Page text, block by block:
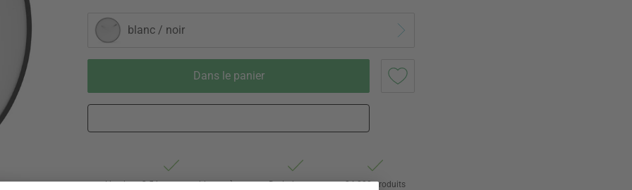
blanc / noir
Dans le panier
Livraison 3-5 jours ouvrables après
Droit de retour
24 000 produits